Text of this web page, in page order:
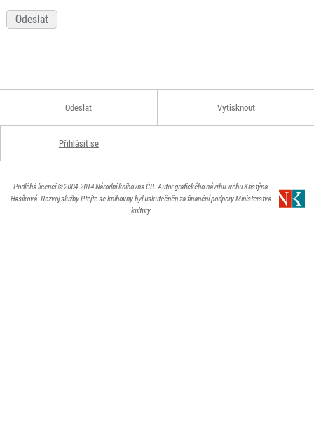
Odeslat Vytisknout
Přihlásit se
Podléhá licenci© 2004-2014Národní knihovna ČR. Autor grafického návrhu webu Kristýna
Hasíková. Rozvoj služby Ptejte se knihovny byl uskutečněn za finanční podpory Ministerstva
kultury